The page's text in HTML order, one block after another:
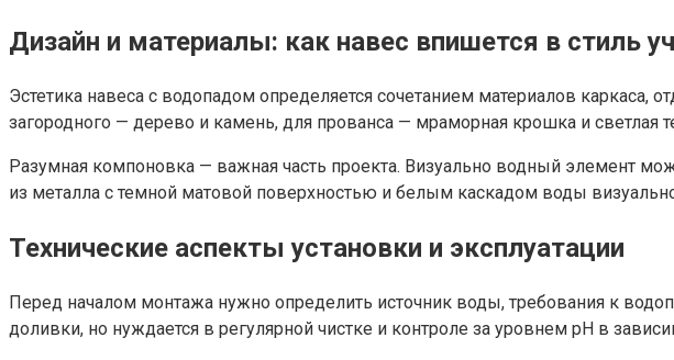
Дизайн и материалы: как навес впишется в стиль
Эстетика навеса с водопадом определяется сочетанием материалов
загородного — дерево и камень, для прованса — мраморная крошка и светлая
Разумная компоновка — важная часть проекта. Визуально водный элемент
из металла с темной матовой поверхностью и белым каскадом воды
Технические аспекты установки и эксплуатации
Перед началом монтажа нужно определить источник воды, требования к
доливки, но нуждается в регулярной чистке и контроле за уровнем pH в